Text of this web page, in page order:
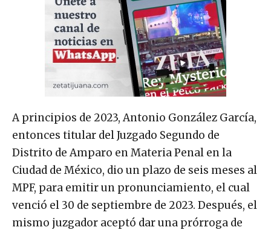
A principios de 2023, Antonio González García,
entonces titular del Juzgado Segundo de
Distrito de Amparo en Materia Penal en la
Ciudad de México, dio un plazo de seis meses al
MPF, para emitir un pronunciamiento, el cual
venció el 30 de septiembre de 2023. Después, el
mismo juzgador aceptó dar una prórroga de